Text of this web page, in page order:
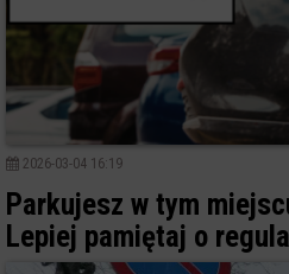
2026-03-04 16:19
Parkujesz w tym
Lepiej pamiętaj o